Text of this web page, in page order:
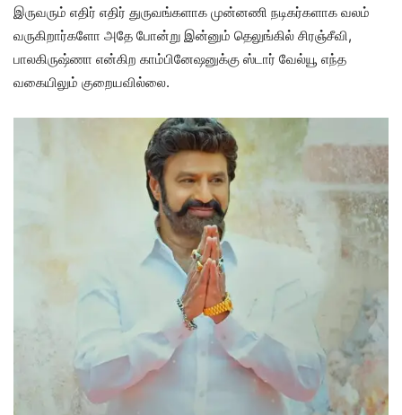
இருவரும் எதிர் எதிர் துருவங்களாக முன்னணி நடிகர்களாக வலம்
வருகிறார்களோ அதே போன்று இன்னும் தெலுங்கில் சிரஞ்சீவி,
பாலகிருஷ்ணா என்கிற காம்பினேஷனுக்கு ஸ்டார் வேல்யூ எந்த
வகையிலும் குறையவில்லை.